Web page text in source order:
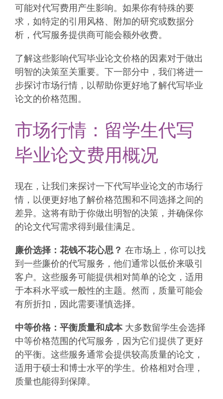
可能对代写费用产生影响。如果你有特殊的要
求，如特定的引用风格、附加的研究或数据分
析，代写服务提供商可能会额外收费。
了解这些影响代写毕业论文价格的因素对于做出
明智的决策至关重要。下一部分中，我们将进一
步探讨市场行情，以帮助你更好地了解代写毕业
论文的价格范围。
市场行情：留学生代写
毕业论文费用概况
现在，让我们来探讨一下代写毕业论文的市场行
情，以便更好地了解价格范围和不同选择之间的
差异。这将有助于你做出明智的决策，并确保你
的论文代写需求得到最佳满足。
廉价选择：花钱不花心思？ 在市场上，你可以找
到一些廉价的代写服务，他们通常以低价来吸引
客户。这些服务可能提供相对简单的论文，适用
于本科水平或一般性的主题。然而，质量可能会
有所折扣，因此需要谨慎选择。
中等价格：平衡质量和成本大多数留学生会选择
中等价格范围的代写服务，因为它们提供了更好
的平衡。这些服务通常会提供较高质量的论文，
适用于硕士和博士水平的学生。价格相对合理，
质量也能得到保障。